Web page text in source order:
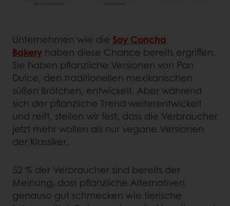
Unternehmen wie die Soy Concha
Bakery haben diese Chance bereits ergriffen.
Sie haben pflanzliche Versionen von Pan
Dulce, den traditionellen mexikanischen
süßen Brötchen, entwickelt. Aber während
sich der pflanzliche Trend weiterentwickelt
und reift, stellen wir fest, dass die Verbraucher
jetzt mehr wollen als nur vegane Versionen
der Klassiker.
52 % der Verbraucher sind bereits der
Meinung, dass pflanzliche Alternativen
genauso gut schmecken wie tierische